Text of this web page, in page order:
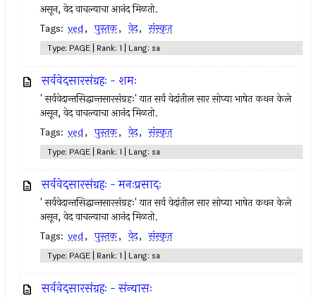
असून, वेद वाचल्याचा आनंद मिळतो.
Tags: ved, पुस्तक, वेद, संस्कृत
Type: PAGE | Rank: 1 | Lang: sa
सर्ववेदसारसंग्रहः - शमः
' सर्ववेदान्तसिद्धान्तसारसंग्रहः' यात सर्व वेदांतील सार सोप्या भाषेत कथन केले
असून, वेद वाचल्याचा आनंद मिळतो.
Tags: ved, पुस्तक, वेद, संस्कृत
Type: PAGE | Rank: 1 | Lang: sa
सर्ववेदसारसंग्रहः - मनःप्रसादः
' सर्ववेदान्तसिद्धान्तसारसंग्रहः' यात सर्व वेदांतील सार सोप्या भाषेत कथन केले
असून, वेद वाचल्याचा आनंद मिळतो.
Tags: ved, पुस्तक, वेद, संस्कृत
Type: PAGE | Rank: 1 | Lang: sa
सर्ववेदसारसंग्रहः - संन्यासः